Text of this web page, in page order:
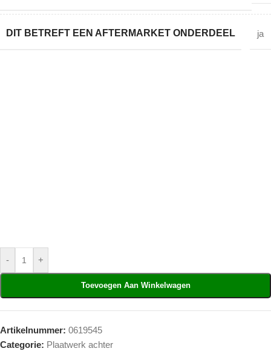
DIT BETREFT EEN AFTERMARKET ONDERDEEL ja
- +
Toevoegen Aan Winkelwagen
Artikelnummer: 0619545
Categorie: Plaatwerk achter